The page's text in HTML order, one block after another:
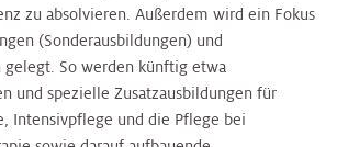
zu absolvieren. Außerdem wird ein Fokus
(Sonderausbildungen) und
So werden künftig etwa
und spezielle Zusatzausbildungen für
Intensivpflege und die Pflege bei